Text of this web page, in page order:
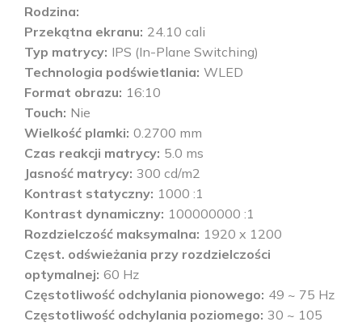
Rodzina
Przekątna ekranu 24.10 cali
Typ matrycy IPS (In-Plane Switching)
Technologia podświetlania WLED
Format obrazu 16:10
Touch Nie
Wielkość plamki 0.2700 mm
Czas reakcji matrycy 5.0 ms
Jasność matrycy 300 cd/m2
Kontrast statyczny 1000 :1
Kontrast dynamiczny 100000000 :1
Rozdzielczość maksymalna 1920 x 1200
Częst. odświeżania przy rozdzielczości
optymalnej 60 Hz
Częstotliwość odchylania pionowego 49 ~ 75 Hz
Częstotliwość odchylania poziomego 30 ~ 105